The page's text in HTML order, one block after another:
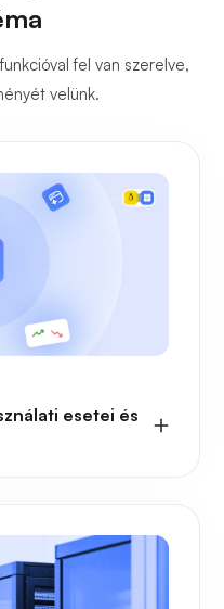
fel van szerelve,
velünk.
esetei és